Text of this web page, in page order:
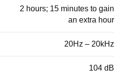
2 hours; 15 minutes to gain
an extra hour
20Hz – 20kHz
104 dB